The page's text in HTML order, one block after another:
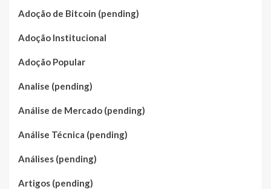
Adoção de Bitcoin (pending)
Adoção Institucional
Adoção Popular
Analise (pending)
Análise de Mercado (pending)
Análise Técnica (pending)
Análises (pending)
Artigos (pending)